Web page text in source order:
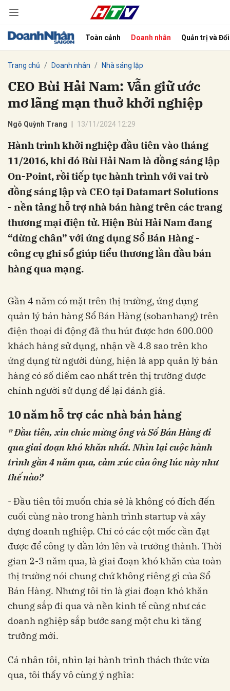
Toàn cảnh Doanh nhân Quản trị và
Trang chủ Doanh nhân Nhà sáng lập
CEO Bùi Hải Nam: Vẫn giữ ước
mơ lãng mạn thuở khởi nghiệp
Ngô Quỳnh Trang 13/11/2024 12:29
Hành trình khởi nghiệp đầu tiên vào tháng
11/2016, khi đó Bùi Hải Nam là đồng sáng lập
On-Point, rồi tiếp tục hành trình với vai trò
đồng sáng lập và CEO tại Datamart Solutions
- nền tảng hỗ trợ nhà bán hàng trên các trang
thương mại điện tử. Hiện Bùi Hải Nam đang
“dừng chân” với ứng dụng Sổ Bán Hàng -
công cụ ghi sổ giúp tiểu thương lần đầu bán
hàng qua mạng.
Gần 4 năm có mặt trên thị trường, ứng dụng
quản lý bán hàng Sổ Bán Hàng (sobanhang) trên
điện thoại di động đã thu hút được hơn 600.000
khách hàng sử dụng, nhận về 4.8 sao trên kho
ứng dụng từ người dùng, hiện là app quản lý bán
hàng có số điểm cao nhất trên thị trường được
chính người sử dụng để lại đánh giá.
10 năm hỗ trợ các nhà bán hàng
* Đầu tiên, xin chúc mừng ông và Sổ Bán Hàng đi
qua giai đoạn khó khăn nhất. Nhìn lại cuộc hành
trình gần 4 năm qua, cảm xúc của ông lúc này như
thế nào?
- Đầu tiên tôi muốn chia sẻ là không có đích đến
cuối cùng nào trong hành trình startup và xây
dựng doanh nghiệp. Chỉ có các cột mốc cần đạt
được để công ty dần lớn lên và trưởng thành. Thời
gian 2-3 năm qua, là giai đoạn khó khăn của toàn
thị trường nói chung chứ không riêng gì của Sổ
Bán Hàng. Nhưng tôi tin là giai đoạn khó khăn
chung sắp đi qua và nền kinh tế cũng như các
doanh nghiệp sắp bước sang một chu kì tăng
trưởng mới.
Cá nhân tôi, nhìn lại hành trình thách thức vừa
qua, tôi thấy vô cùng ý nghĩa:
Hủy